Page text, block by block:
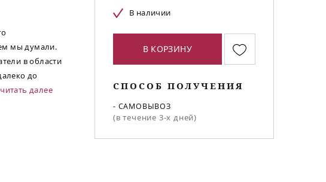
мы думали.
в области
до
читать далее
В наличии
В КОРЗИНУ
СПОСОБ ПОЛУЧЕНИЯ
- САМОВЫВОЗ
(в течение 3-х дней)